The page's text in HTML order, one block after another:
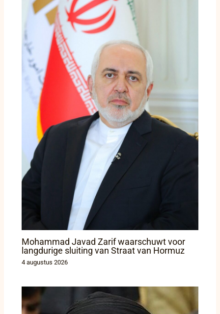
Mohammad Javad Zarif waarschuwt voor
langdurige sluiting van Straat van Hormuz
4 augustus 2026